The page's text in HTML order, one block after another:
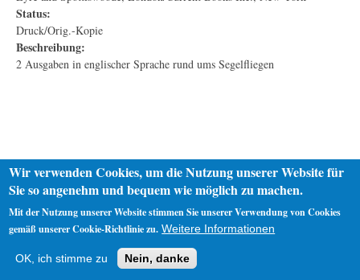
Status:
Druck/Orig.-Kopie
Beschreibung:
2 Ausgaben in englischer Sprache rund ums Segelfliegen
Impressum
Wir verwenden Cookies, um die Nutzung unserer Website für
Sie so angenehm und bequem wie möglich zu machen.
Mit der Nutzung unserer Website stimmen Sie unserer Verwendung von Cookies
gemäß unserer Cookie-Richtlinie zu. Weitere Informationen
OK, ich stimme zu Nein, danke